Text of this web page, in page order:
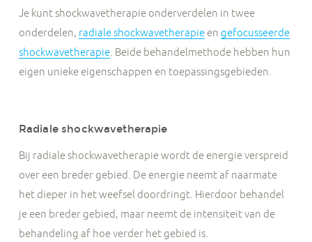
Je kunt shockwavetherapie onderverdelen in twee
onderdelen, radiale shockwavetherapieen gefocusseerde
shockwavetherapie. Beide behandelmethode hebben hun
eigen unieke eigenschappen en toepassingsgebieden.
Radiale shockwavetherapie
Bij radiale shockwavetherapie wordt de energie verspreid
over een breder gebied. De energie neemt af naarmate
het dieper in het weefsel doordringt. Hierdoor behandel
je een breder gebied, maar neemt de intensiteit van de
behandeling af hoe verder het gebied is.